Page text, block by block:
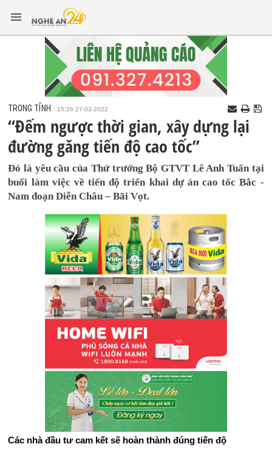
TRONG TỈNH 15:26 27-03-2022
“Đếm ngược thời gian, xây dựng lại
đường găng tiến độ cao tốc”
Đó là yêu cầu của Thứ trưởng Bộ GTVT Lê Anh Tuấn tại
buổi làm việc về tiến độ triển khai dự án cao tốc Bắc -
Nam đoạn Diễn Châu – Bãi Vọt.
Các nhà đầu tư cam kết sẽ hoàn thành đúng tiến độ